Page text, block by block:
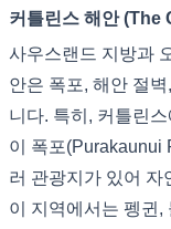
커틀린스 해안 (The
사우스랜드 지방과
안은 폭포, 해안 절
니다. 특히, 커틀린
이 폭포(Purakaunui
러 관광지가 있어 자
이 지역에서는 펭귄,